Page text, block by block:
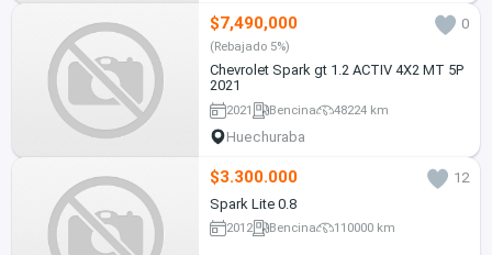
$7,490,000 0
(Rebajado 5%)
Chevrolet Spark gt 1.2 ACTIV 4X2 MT 5P
2021
2021 Bencina 48224 km
Huechuraba
$3.300.000
12
Spark Lite 0.8
2012 Bencina 110000 km